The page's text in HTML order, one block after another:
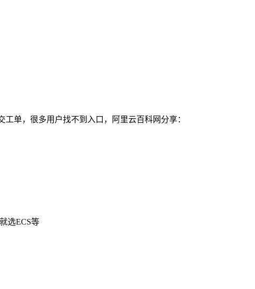
单，很多用户找不到入口，阿里云百科网分享：
选ECS等